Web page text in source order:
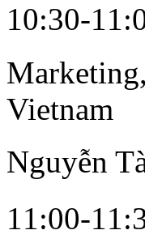
10:30-
Vietnam
Nguyễn
11:00-